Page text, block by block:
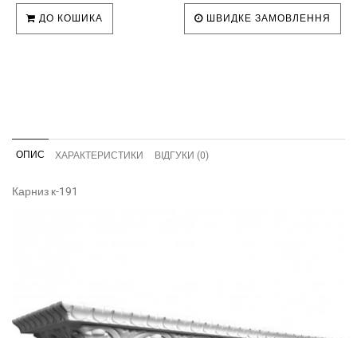
ДО КОШИКА ШВИДКЕ ЗАМОВЛЕННЯ
ОПИС ХАРАКТЕРИСТИКИ ВІДГУКИ (0)
Карниз к-191